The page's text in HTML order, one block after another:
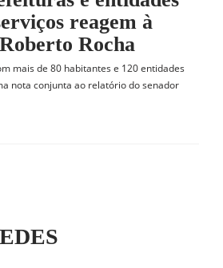
reagem à
Rocha
mais de 80 habitantes e 120 entidades
nota conjunta ao relatório do senador